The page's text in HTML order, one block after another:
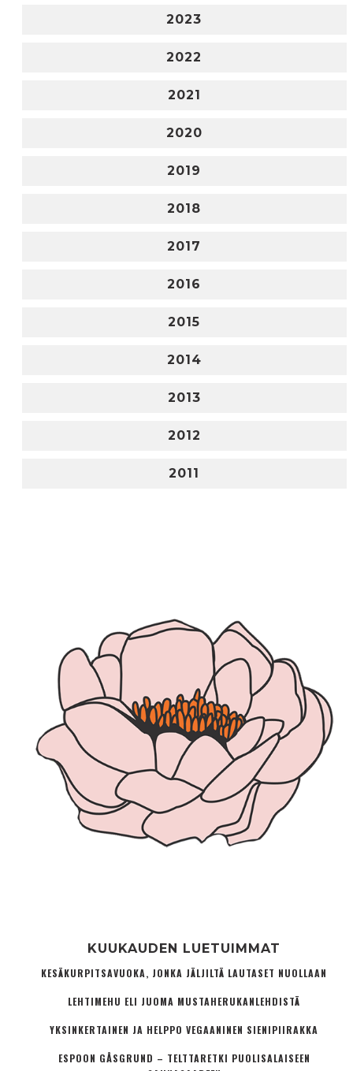
2023
2022
2021
2020
2019
2018
2017
2016
2015
2014
2013
2012
2011
KUUKAUDEN LUETUIMMAT
KESÄKURPITSAVUOKA, JONKA JÄLJILTÄ LAUTASET NUOLLAAN
LEHTIMEHU ELI JUOMA MUSTAHERUKANLEHDISTÄ
YKSINKERTAINEN JA HELPPO VEGAANINEN SIENIPIIRAKKA
ESPOON GÅSGRUND – TELTTARETKI PUOLISALAISEEN